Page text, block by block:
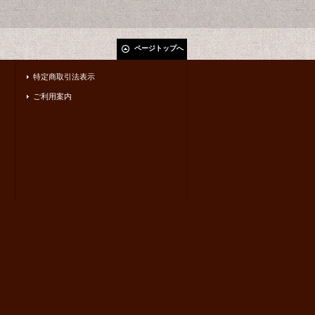
ページトップへ
特定商取引法表示
ご利用案内